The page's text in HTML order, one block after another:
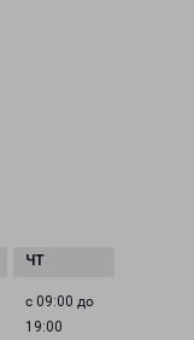
с 09:00 до
19:00